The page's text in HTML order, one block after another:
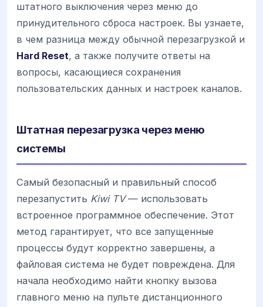
штатного выключения через меню до
принудительного сброса настроек. Вы узнаете,
в чем разница между обычной перезагрузкой и
Hard Reset, а также получите ответы на
вопросы, касающиеся сохранения
пользовательских данных и настроек каналов.
Штатная перезагрузка через меню
системы
Самый безопасный и правильный способ
перезапустить Kiwi TV— использовать
встроенное программное обеспечение. Этот
метод гарантирует, что все запущенные
процессы будут корректно завершены, а
файловая система не будет повреждена. Для
начала необходимо найти кнопку вызова
главного меню на пульте дистанционного